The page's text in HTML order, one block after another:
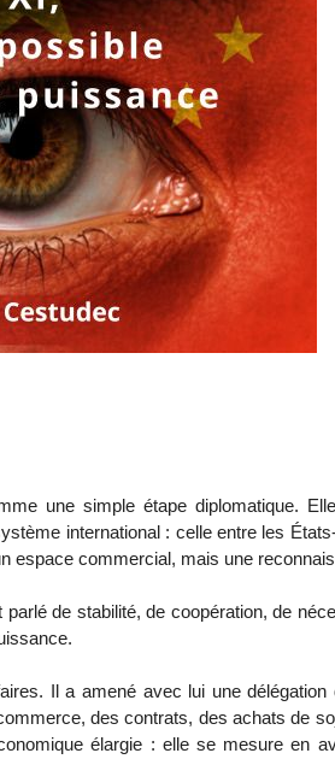
une simple étape diplomatique.
international : celle entre les
espace commercial, mais une
de stabilité, de coopération, de
Il a amené avec lui une délégation
des contrats, des achats de
élargie : elle se mesure en